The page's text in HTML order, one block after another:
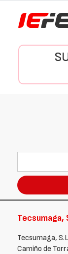
Tecsumaga,
Tecsumaga,
Camiño de